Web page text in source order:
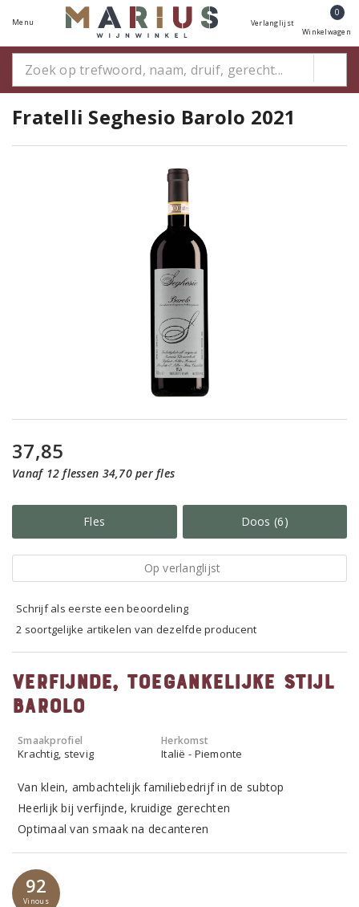
Menu Verlanglijst
0
Winkelwagen
Fratelli Seghesio Barolo 2021
37,85
Vanaf 12 flessen 34,70 per fles
Fles Doos (6)
Op verlanglijst
Schrijf als eerste een beoordeling
2 soortgelijke artikelen van dezelfde producent
Verfijnde, toegankelijke stijl
Barolo
Smaakprofiel
Krachtig, stevig
Herkomst
Italië - Piemonte
Van klein, ambachtelijk familiebedrijf in de subtop
Heerlijk bij verfijnde, kruidige gerechten
Optimaal van smaak na decanteren
92
Vinous